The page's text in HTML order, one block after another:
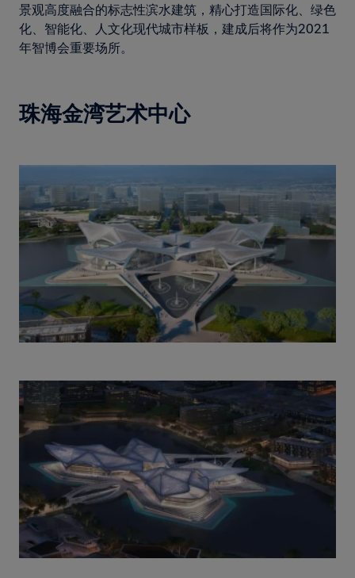
景观高度融合的标志性滨水建筑，精心打造国际化、绿色
化、智能化、人文化现代城市样板，建成后将作为2021
年智博会重要场所。
珠海金湾艺术中心